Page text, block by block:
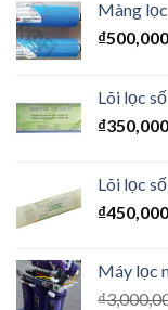
Màng
₫500,000
Lõi lọc
₫350,000
Lõi lọc
₫450,000
Máy lọc
₫